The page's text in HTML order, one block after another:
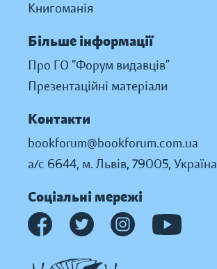
Книгоманія
Більше інформації
Про ГО “Форум видавців”
Презентаційні матеріали
Контакти
bookforum@bookforum.com.ua
а/с 6644, м. Львів, 79005, Україна
Соціальні мережі